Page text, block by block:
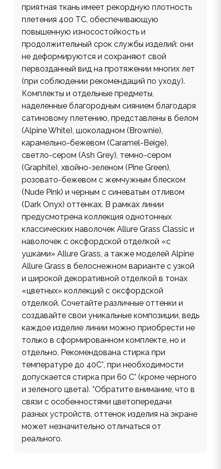
приятная ткань имеет рекордную плотность
плетения 400 ТС, обеспечивающую
повышенную износостойкость и
продолжительный срок службы изделий: они
не деформируются и сохраняют свой
первозданный вид на протяжении многих лет
(при соблюдении рекомендаций по уходу).
Комплекты и отдельные предметы,
наделенные благородным сиянием благодаря
сатиновому плетению, представлены в белом
(Alpine White), шоколадном (Brownie),
карамельно-бежевом (Caramel-Beige),
светло-сером (Ash Grey), темно-сером
(Graphite), хвойно-зеленом (Pine Green),
розовато-бежевом с жемчужным блеском
(Nude Pink) и черным c синеватым отливом
(Dark Onyx) оттенках. В рамках линии
предусмотрена коллекция однотонных
классических наволочек Allure Grass Classic и
наволочек с оксфордской отделкой «с
ушками» Allure Grass, а также моделей Alpine
Allure Grass в белоснежном варианте с узкой
и широкой декоративной отделкой в тонах
«цветных» коллекций с оксфордской
отделкой. Сочетайте различные оттенки и
создавайте свои уникальные композиции, ведь
каждое изделие линии можно приобрести не
только в сформированном комплекте, но и
отдельно. Рекомендована стирка при
температуре до 40С°, при необходимости
допускается стирка при 60 С° (кроме черного
и зеленого цвета). *Обратите внимание, что в
связи с особенностями цветопередачи
разных устройств, оттенок изделия на экране
может незначительно отличаться от
реального.